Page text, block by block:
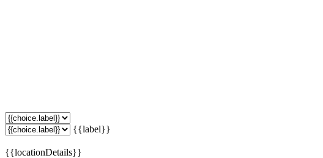
{{label}}
{{locationDetails}}